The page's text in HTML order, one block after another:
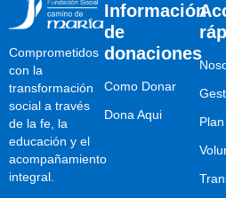
Comprometidos
con la
transformación
social a través
de la fe, la
educación y el
acompañamiento
integral.
Información
de
donaciones
Como Donar
Dona Aqui